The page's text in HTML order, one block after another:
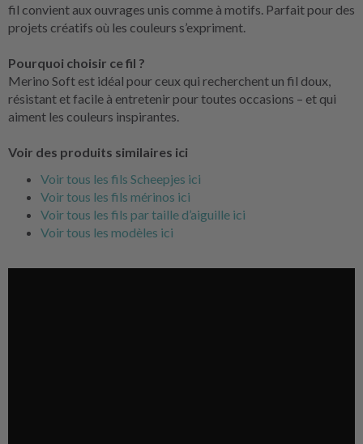
fil convient aux ouvrages unis comme à motifs. Parfait pour des
projets créatifs où les couleurs s’expriment.
Pourquoi choisir ce fil ?
Merino Soft est idéal pour ceux qui recherchent un fil doux,
résistant et facile à entretenir pour toutes occasions – et qui
aiment les couleurs inspirantes.
Voir des produits similaires ici
Voir tous les fils Scheepjes ici
Voir tous les fils mérinos ici
Voir tous les fils par taille d’aiguille ici
Voir tous les modèles ici